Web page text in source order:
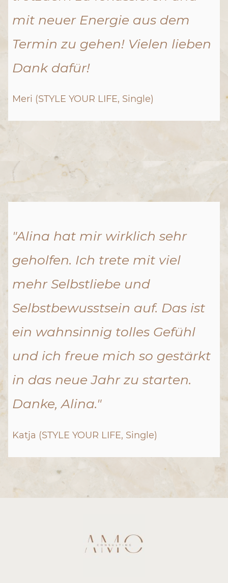
mit neuer Energie aus dem
Termin zu gehen! Vielen lieben
Dank dafür!
Meri (STYLE YOUR LIFE, Single)
"Alina hat mir wirklich sehr
geholfen. Ich trete mit viel
mehr Selbstliebe und
Selbstbewusstsein auf. Das ist
ein wahnsinnig tolles Gefühl
und ich freue mich so gestärkt
in das neue Jahr zu starten.
Danke, Alina."
Katja (STYLE YOUR LIFE, Single)